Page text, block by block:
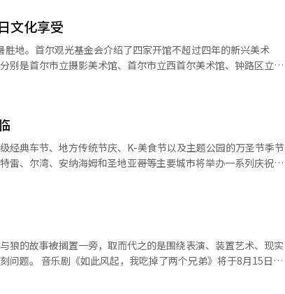
将开展积极的活动。将于26日发行正规二辑《坚韧
演唱会。此外，还将推出10周年纪念快闪店和出道日直播等多
。
重而独特的回响，将为我们的革命带来更大的鼓舞和激励，并
的事业将以更大的力量和充沛的活力不断前进。” 金正恩在前一
。他指出：“在音乐创作中，我们党始终坚持的原则是彻底体现
乐团的创作者、艺术家们要始终将党的文艺政策视为绝对的，
志、情感和情绪上要高度统一，努力开启新时代音乐艺术发展
社会主义交响曲》等作品。 ※ 本报道经人工智能（AI）系统翻
文化享受
地。首尔观光基金会介绍了四家开馆不超过四年的新兴美术
别是首尔市立摄影美术馆、首尔市立西首尔美术馆、钟路区立金
。 位于道峰区昌洞的首尔市立摄影美术
接查阅自1982年至今制作的马丁·帕摄影书。四楼的摄影图书
周日的上午10时至下午6时，周一和节假日休馆。 西首尔美
馆，是首尔市立美术馆的第八个分馆，专注于新媒体艺术。美
纹不锈钢材料，反射周围景观，形成与自然融合的视觉效果。
，媒体艺术家金希天的个人展《鼹鼠们》将于20日至11月8日
据1988年建筑师吴圭承的设计，经过洪在胜和崔秀妍建筑师的
前使用的画具和草图，几乎保持原貌。由于不提供停车服务，建
经典车节、地方传统节庆、K-美食节以及主题公园的万圣节季节
雷、尔湾、安纳海姆和圣地亚哥等主要城市将举办一系列庆祝活
目和现场表演。持有当天“大师的盛宴”演出门票的游客可免费
典车活动“佩布尔海滩优雅车展”作为高潮。部分展览可免费参
狼的故事被搁置一旁，取而代之的是围绕表演、装置艺术、现实
于8月15日至
乐总监和作曲，李汉和申艺勋参与作曲，郑汉杰指挥，视觉艺术